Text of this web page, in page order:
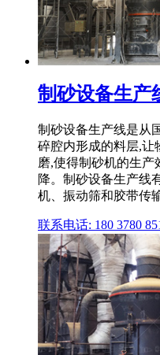
制砂设备生产
制砂设备生产线是从
碎腔内形成的料层,让
磨,使得制砂机的生产
降。制砂设备生产线
机、振动筛和胶带传
联系电话: 180 3780